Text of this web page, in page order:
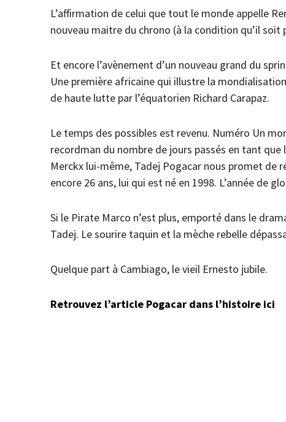
L’affirmation de celui que tout le monde appelle
nouveau maitre du chrono (à la condition qu’il
Et encore l’avènement d’un nouveau grand du
Une première africaine qui illustre la
de haute lutte par l’équatorien Richard Carapaz.
Le temps des possibles est revenu. Numéro Un
recordman du nombre de jours passés en tant
Merckx lui-même, Tadej Pogacar nous promet de
encore 26 ans, lui qui est né en 1998. L’année de
Si le Pirate Marco n’est plus, emporté dans le
Tadej. Le sourire taquin et la mèche rebelle
Quelque part à Cambiago, le vieil Ernesto jubile.
Retrouvez l’article Pogacar dans l’histoire ici